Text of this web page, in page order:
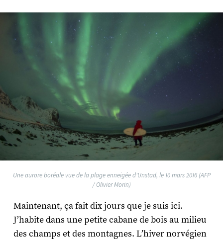
Une aurore boréale vue de la plage enneigée d'Unstad, le 10 mars 2016 (AFP
/ Olivier Morin)
Maintenant, ça fait dix jours que je suis ici.
J’habite dans une petite cabane de bois au milieu
des champs et des montagnes. L’hiver norvégien